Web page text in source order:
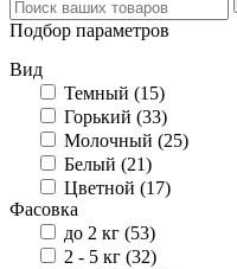
Подбор параметров
Вид
Темный (15)
Горький (33)
Молочный (25)
Белый (21)
Цветной (17)
Фасовка
до 2 кг (53)
2 - 5 кг (32)